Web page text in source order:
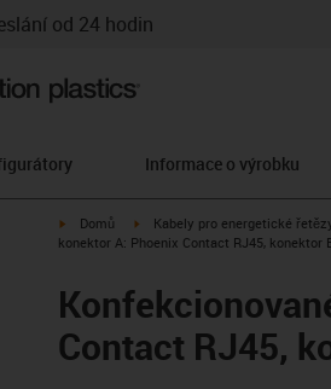
od 24 hodin
Informace o výrobku
igus-icon-arrow-right
Domů igus-icon-arrow-right
Kabely pro energetické
konektor A: Phoenix Contact RJ45, konektor
Contact RJ45,